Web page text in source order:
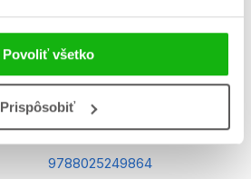
Povoliť všetko
Prispôsobiť
slovenčina
Kolektiv
Labková patrola
Veronika Baluchová
9788025249864